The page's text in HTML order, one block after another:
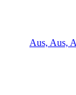
Aus, Aus,